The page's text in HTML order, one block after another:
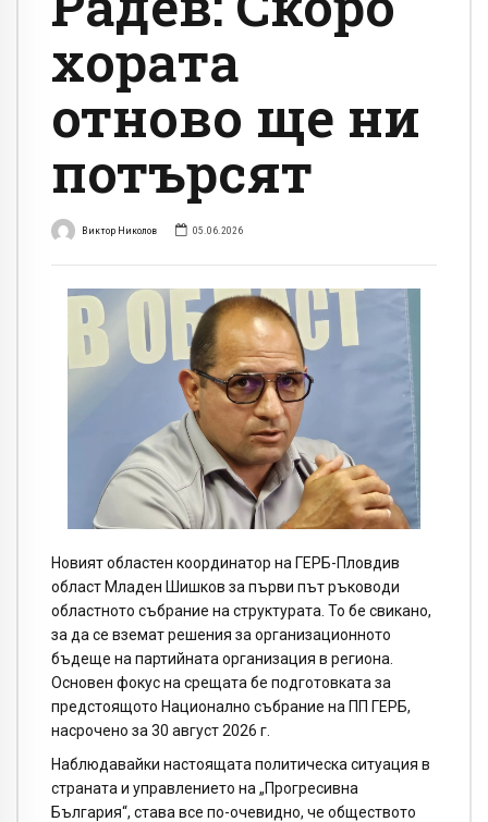
хората
отново ще ни
потърсят
Виктор Николов 05.06.2026
Новият областен координатор на ГЕРБ-Пловдив
област Младен Шишков за първи път ръководи
областното събрание на структурата. То бе свикано,
за да се вземат решения за организационното
бъдеще на партийната организация в региона.
Основен фокус на срещата бе подготовката за
предстоящото Национално събрание на ПП ГЕРБ,
насрочено за 30 август 2026 г.
Наблюдавайки настоящата политическа ситуация в
страната и управлението на „Прогресивна
България“, става все по-очевидно, че обществото